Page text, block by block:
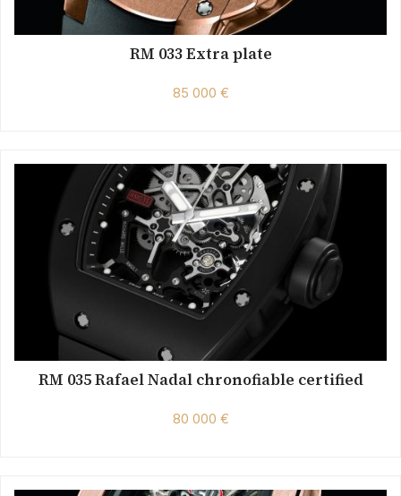
RM 033 Extra plate
85 000 €
RM 035 Rafael Nadal chronofiable certified
80 000 €